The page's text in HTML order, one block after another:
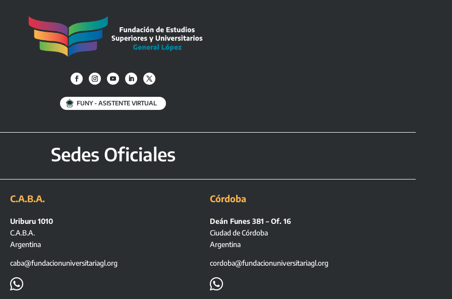
FUNY - ASISTENTE VIRTUAL
Sedes Oficiales
C.A.B.A.
Uriburu 1010
C.A.B.A.
Argentina
caba@fundacionuniversitariagl.org

Córdoba
Deán Funes 381 – Of. 16
Ciudad de Córdoba
Argentina
cordoba@fundacionuniversitariagl.org
